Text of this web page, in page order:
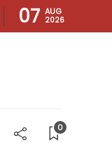
07 AUG
2026
0